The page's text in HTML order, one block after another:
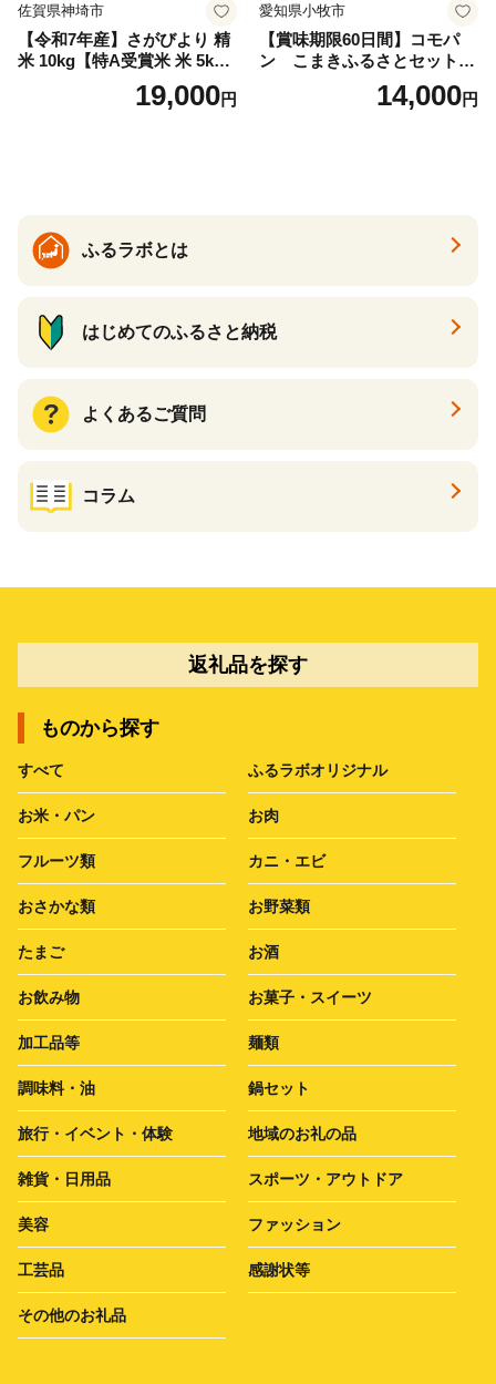
佐賀県神埼市
【令和7年産】さがびより 精
米 10kg【特A受賞米 米 5kg×
2袋 お米 コメ こめ 国産 美味
しい ブランド米 人気 ランキ
19,000円
愛知県小牧市
【賞味期限60日間】コモパ
ン こまきふるさとセット
（24個入り）／災害用備蓄
保存食 非常食 防災グッズに
14,000円
ふるラボとは
はじめてのふるさと納税
よくあるご質問
コラム
返礼品を探す
ものから探す
すべて ふるラボオリジナル
お米・パン お肉
フルーツ類 カニ・エビ
おさかな類 お野菜類
たまご お酒
お飲み物 お菓子・スイーツ
加工品等 麺類
調味料・油 鍋セット
旅行・イベント・体験 地域のお礼の品
雑貨・日用品 スポーツ・アウトドア
美容 ファッション
工芸品 感謝状等
その他のお礼品